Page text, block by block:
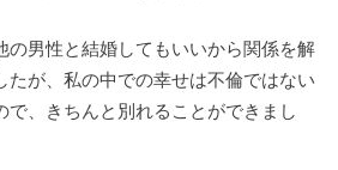
の男性と結婚してもいいから関係を解
たが、私の中での幸せは不倫ではない
で、きちんと別れることができまし